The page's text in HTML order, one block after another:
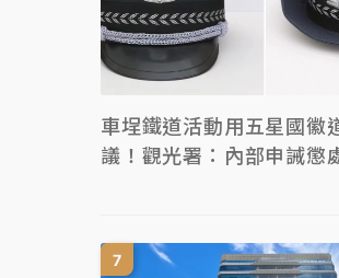
車埕鐵道活動用五星國徽
議！觀光署：內部申誡懲